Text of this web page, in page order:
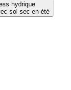
hydrique
sol sec en été